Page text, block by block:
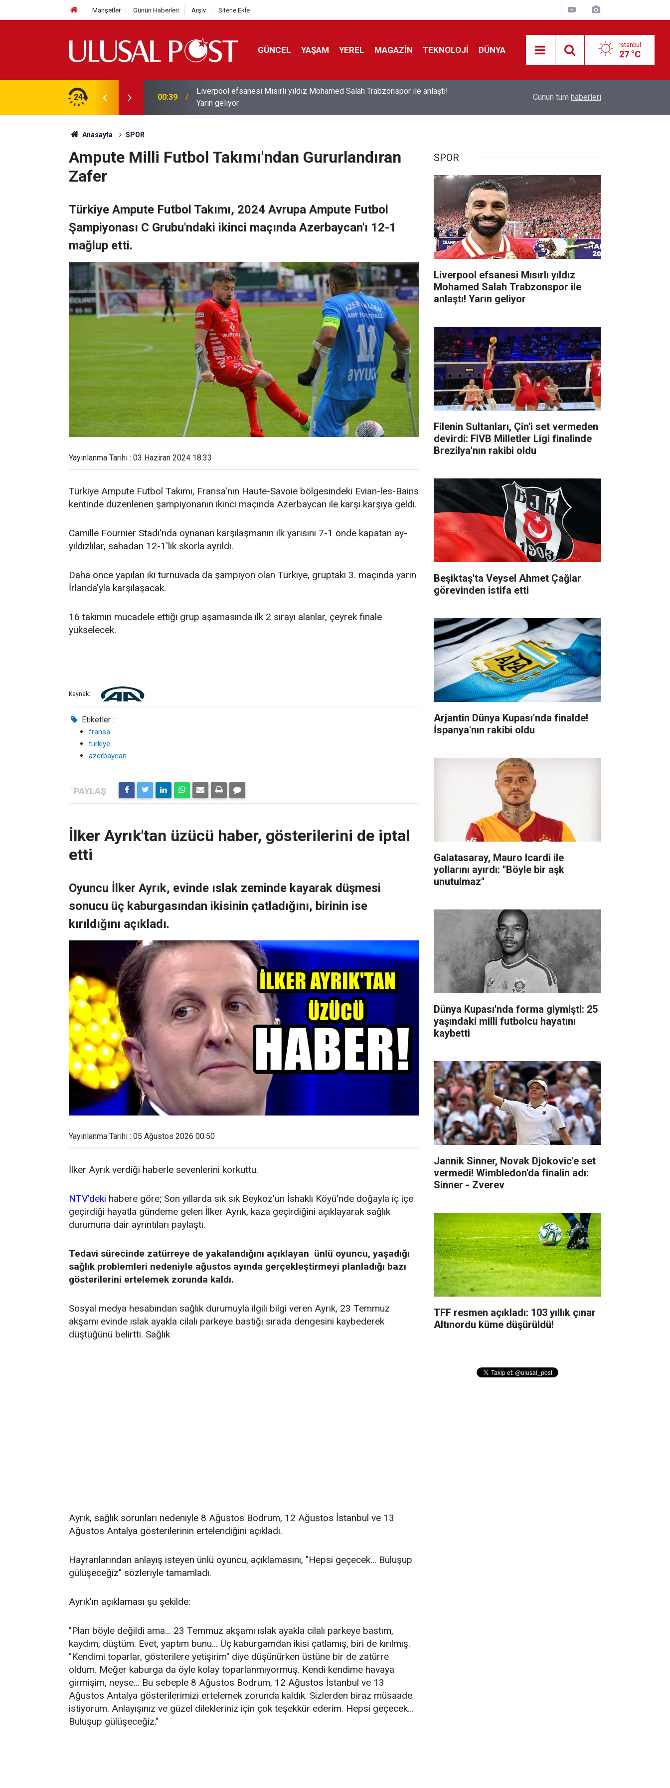
Manşetler Günün Haberleri Arşiv Sitene Ekle
GÜNCEL YAŞAM YEREL MAGAZİN TEKNOLOJİ DÜNYA İstanbul
27 °C
24 00:39
Liverpool efsanesi Mısırlı yıldız Mohamed Salah Trabzonspor ile anlaştı!
Yarın geliyor
Feridun Düzağaç sahnelere ara verdi: ''En az
Günün tüm haberleri
Anasayfa SPOR
Ampute Milli Futbol Takımı'ndan Gururlandıran
Zafer
Türkiye Ampute Futbol Takımı, 2024 Avrupa Ampute Futbol
Şampiyonası C Grubu'ndaki ikinci maçında Azerbaycan'ı 12-1
mağlup etti.
Yayınlanma Tarihi : 03 Haziran 2024 18:33
Türkiye Ampute Futbol Takımı, Fransa'nın Haute-Savoie bölgesindeki Evian-les-Bains
kentinde düzenlenen şampiyonanın ikinci maçında Azerbaycan ile karşı karşıya geldi.
Camille Fournier Stadı'nda oynanan karşılaşmanın ilk yarısını 7-1 önde kapatan ay-
yıldızlılar, sahadan 12-1'lik skorla ayrıldı.
Daha önce yapılan iki turnuvada da şampiyon olan Türkiye, gruptaki 3. maçında yarın
İrlanda'yla karşılaşacak.
16 takımın mücadele ettiği grup aşamasında ilk 2 sırayı alanlar, çeyrek finale
yükselecek.
Kaynak:
Etiketler :
fransa
türkiye
azerbaycan
İlker Ayrık'tan üzücü haber, gösterilerini de iptal
etti
Oyuncu İlker Ayrık, evinde ıslak zeminde kayarak düşmesi
sonucu üç kaburgasından ikisinin çatladığını, birinin ise
kırıldığını açıkladı.
Yayınlanma Tarihi : 05 Ağustos 2026 00:50
İlker Ayrık verdiği haberle sevenlerini korkuttu.
NTV'deki habere göre; Son yıllarda sık sık Beykoz'un İshaklı Köyü'nde doğayla iç içe
geçirdiği hayatla gündeme gelen İlker Ayrık, kaza geçirdiğini açıklayarak sağlık
durumuna dair ayrıntıları paylaştı.
Tedavi sürecinde zatürreye de yakalandığını açıklayan ünlü oyuncu, yaşadığı
sağlık problemleri nedeniyle ağustos ayında gerçekleştirmeyi planladığı bazı
gösterilerini ertelemek zorunda kaldı.
Sosyal medya hesabından sağlık durumuyla ilgili bilgi veren Ayrık, 23 Temmuz
akşamı evinde ıslak ayakla cilalı parkeye bastığı sırada dengesini kaybederek
düştüğünü belirtti. Sağlık
Ayrık, sağlık sorunları nedeniyle 8 Ağustos Bodrum, 12 Ağustos İstanbul ve 13
Ağustos Antalya gösterilerinin ertelendiğini açıkladı.
Hayranlarından anlayış isteyen ünlü oyuncu, açıklamasını, "Hepsi geçecek... Buluşup
gülüşeceğiz" sözleriyle tamamladı.
Ayrık'ın açıklaması şu şekilde:
"Plan böyle değildi ama... 23 Temmuz akşamı ıslak ayakla cilalı parkeye bastım,
kaydım, düştüm. Evet, yaptım bunu... Üç kaburgamdan ikisi çatlamış, biri de kırılmış.
"Kendimi toparlar, gösterilere yetişirim" diye düşünürken üstüne bir de zatürre
oldum. Meğer kaburga da öyle kolay toparlanmıyormuş. Kendi kendime havaya
girmişim, neyse... Bu sebeple 8 Ağustos Bodrum, 12 Ağustos İstanbul ve 13
Ağustos Antalya gösterilerimizi ertelemek zorunda kaldık. Sizlerden biraz müsaade
istiyorum. Anlayışınız ve güzel dilekleriniz için çok teşekkür ederim. Hepsi geçecek...
Buluşup gülüşeceğiz."
SPOR
Liverpool efsanesi Mısırlı yıldız
Mohamed Salah Trabzonspor ile
anlaştı! Yarın geliyor
Filenin Sultanları, Çin'i set vermeden
devirdi: FIVB Milletler Ligi finalinde
Brezilya'nın rakibi oldu
Beşiktaş'ta Veysel Ahmet Çağlar
görevinden istifa etti
Arjantin Dünya Kupası'nda finalde!
İspanya'nın rakibi oldu
Galatasaray, Mauro Icardi ile
yollarını ayırdı: ''Böyle bir aşk
unutulmaz''
Dünya Kupası'nda forma giymişti: 25
yaşındaki milli futbolcu hayatını
kaybetti
Jannik Sinner, Novak Djokovic'e set
vermedi! Wimbledon'da finalin adı:
Sinner - Zverev
TFF resmen açıkladı: 103 yıllık çınar
Altınordu küme düşürüldü!